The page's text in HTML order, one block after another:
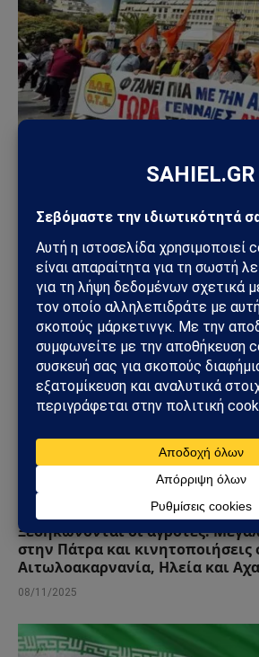
«παγώνουν» τη χώρα λίγο πριν
12/12/2025
Ξεσηκώνονται οι αγρότες:
στην Πάτρα και κινητοποιήσεις
Αιτωλοακαρνανία, Ηλεία και
08/11/2025